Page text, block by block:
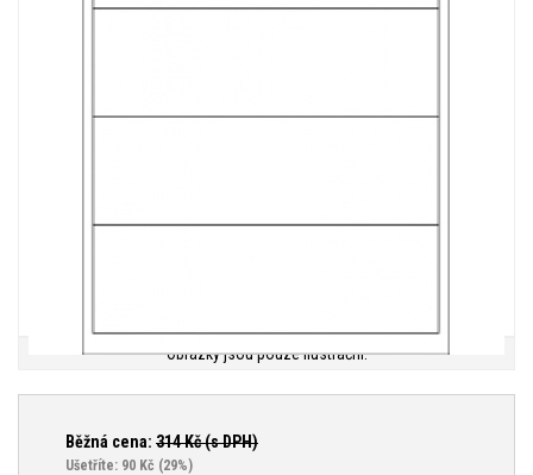
Obrázky jsou pouze ilustrační.
Běžná cena: 314Kč (s DPH)
Ušetříte: 90 Kč (29%)